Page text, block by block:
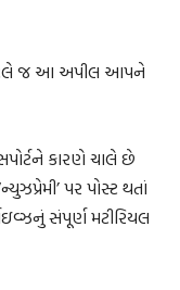
એટલે જ આ અપીલ આપને
કારણે ચાલે છે
પર પોસ્ટ થતાં
સંપૂર્ણ મટીરિયલ